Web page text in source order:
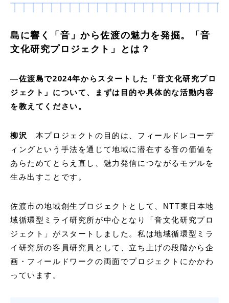
島に響く「音」から佐渡の魅力を発掘。「音
文化研究プロジェクト」とは？
―佐渡島で2024年からスタートした「音文化研究プロ
ジェクト」について、まずは目的や具体的な活動内容
を教えてください。
柳沢
本プロジェクトの目的は、フィールドレコーデ
ィングという手法を通じて地域に潜在する音の価値を
あらためてとらえ直し、魅力発信につながるモデルを
生み出すことです。
佐渡市の地域創生プロジェクトとして、NTT東日本地
域循環型ミライ研究所が中心となり「音文化研究プロ
ジェクト」がスタートしました。私は地域循環型ミラ
イ研究所の客員研究員として、立ち上げの段階から企
画・フィールドワークの両面でプロジェクトにかかわ
っています。